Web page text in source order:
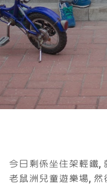
今日剩係坐住架輕鐵,
老鼠洲兒童遊樂場,